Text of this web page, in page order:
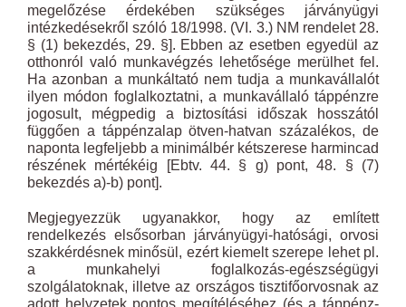
megelőzése érdekében szükséges járványügyi
intézkedésekről szóló 18/1998. (VI. 3.) NM rendelet 28.
§ (1) bekezdés, 29. §]. Ebben az esetben egyedül az
otthonról való munkavégzés lehetősége merülhet fel.
Ha azonban a munkáltató nem tudja a munkavállalót
ilyen módon foglalkoztatni, a munkavállaló táppénzre
jogosult, mégpedig a biztosítási időszak hosszától
függően a táppénzalap ötven-hatvan százalékos, de
naponta legfeljebb a minimálbér kétszerese harmincad
részének mértékéig [Ebtv. 44. § g) pont, 48. § (7)
bekezdés a)-b) pont].
Megjegyezzük ugyanakkor, hogy az említett
rendelkezés elsősorban járványügyi-hatósági, orvosi
szakkérdésnek minősül, ezért kiemelt szerepe lehet pl.
a munkahelyi foglalkozás-egészségügyi
szolgálatoknak, illetve az országos tisztifőorvosnak az
adott helyzetek pontos megítéléséhez (és a táppénz-